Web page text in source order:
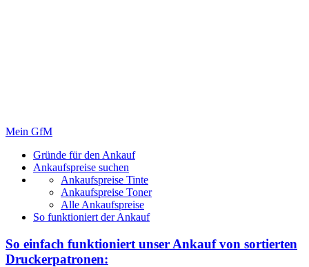
Mein GfM
Gründe für den Ankauf
Ankaufspreise suchen
Ankaufspreise Tinte
Ankaufspreise Toner
Alle Ankaufspreise
So funktioniert der Ankauf
So einfach funktioniert unser Ankauf von sortierten
Druckerpatronen: